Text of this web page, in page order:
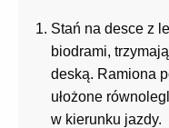
Stań na desce z
biodrami,
deską. Ramiona
ułożone
w kierunku jazdy.